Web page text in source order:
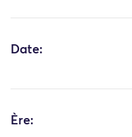
Date:
Ère: